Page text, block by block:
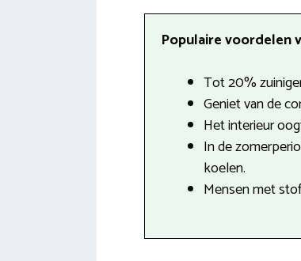
Populaire voordelen
Tot 20%
Geniet van de
Het interieur
In de
koelen.
Mensen met